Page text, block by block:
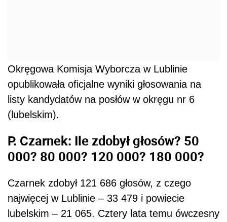
Okręgowa Komisja Wyborcza w Lublinie
opublikowała oficjalne wyniki głosowania na
listy kandydatów na posłów w okręgu nr 6
(lubelskim).
P. Czarnek: Ile zdobył głosów? 50
000? 80 000? 120 000? 180 000?
Czarnek zdobył 121 686 głosów, z czego
najwięcej w Lublinie – 33 479 i powiecie
lubelskim – 21 065. Cztery lata temu ówczesny